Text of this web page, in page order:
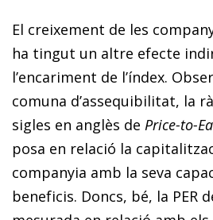
El creixement de les
ha tingut un altre efecte
l’encariment de l’índex.
comuna d’assequibilitat, la
sigles en anglès de Price-to-
posa en relació la
companyia amb la seva
beneficis. Doncs, bé, la PER